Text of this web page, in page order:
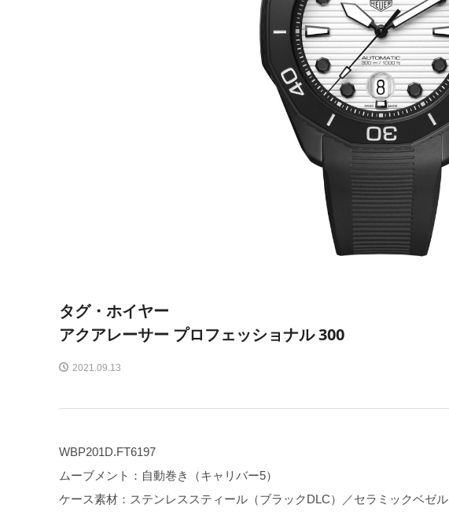
タグ・ホイヤー
アクアレーサー プロフェッショナル 300
2021.09.13
WBP201D.FT6197
ムーブメント：自動巻き（キャリバー5）
ケース素材：ステンレススティール（ブラックDLC）／セラミックベゼル